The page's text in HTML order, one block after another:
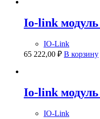
Io-link
IO-Link
65 222,00 ₽ В корзину
Io-link
IO-Link